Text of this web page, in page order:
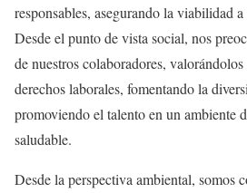
responsables, asegurando la viabilidad
Desde el punto de vista social, nos
de nuestros colaboradores,
derechos laborales, fomentando la
promoviendo el talento en un ambiente
saludable.
Desde la perspectiva ambiental, somos